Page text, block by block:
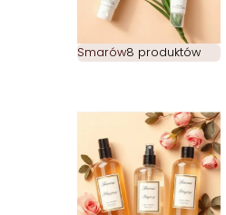
Smarów8 produktów